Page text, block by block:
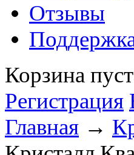
Отзывы
Корзина
Регистрация
Главная →